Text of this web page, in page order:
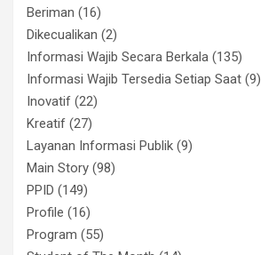
Beriman (16)
Dikecualikan (2)
Informasi Wajib Secara Berkala (135)
Informasi Wajib Tersedia Setiap Saat (9)
Inovatif (22)
Kreatif (27)
Layanan Informasi Publik (9)
Main Story (98)
PPID (149)
Profile (16)
Program (55)